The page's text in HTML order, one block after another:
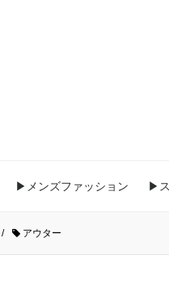
▶メンズファッション ▶
/ アウター